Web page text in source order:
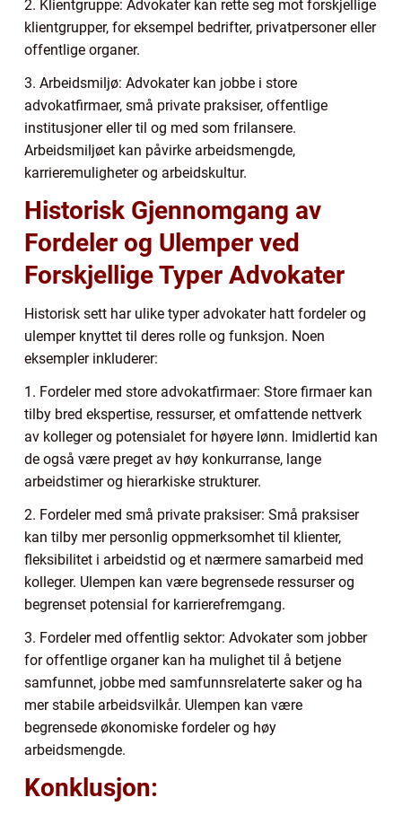
2. Klientgruppe: Advokater kan rette seg mot forskjellige
klientgrupper, for eksempel bedrifter, privatpersoner eller
offentlige organer.
3. Arbeidsmiljø: Advokater kan jobbe i store
advokatfirmaer, små private praksiser, offentlige
institusjoner eller til og med som frilansere.
Arbeidsmiljøet kan påvirke arbeidsmengde,
karrieremuligheter og arbeidskultur.
Historisk Gjennomgang av
Fordeler og Ulemper ved
Forskjellige Typer Advokater
Historisk sett har ulike typer advokater hatt fordeler og
ulemper knyttet til deres rolle og funksjon. Noen
eksempler inkluderer:
1. Fordeler med store advokatfirmaer: Store firmaer kan
tilby bred ekspertise, ressurser, et omfattende nettverk
av kolleger og potensialet for høyere lønn. Imidlertid kan
de også være preget av høy konkurranse, lange
arbeidstimer og hierarkiske strukturer.
2. Fordeler med små private praksiser: Små praksiser
kan tilby mer personlig oppmerksomhet til klienter,
fleksibilitet i arbeidstid og et nærmere samarbeid med
kolleger. Ulempen kan være begrensede ressurser og
begrenset potensial for karrierefremgang.
3. Fordeler med offentlig sektor: Advokater som jobber
for offentlige organer kan ha mulighet til å betjene
samfunnet, jobbe med samfunnsrelaterte saker og ha
mer stabile arbeidsvilkår. Ulempen kan være
begrensede økonomiske fordeler og høy
arbeidsmengde.
Konklusjon: